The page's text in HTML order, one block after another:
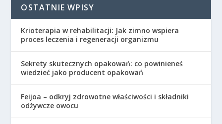
OSTATNIE WPISY
Krioterapia w rehabilitacji: Jak zimno wspiera
proces leczenia i regeneracji organizmu
Sekrety skutecznych opakowań: co powinieneś
wiedzieć jako producent opakowań
Feijoa – odkryj zdrowotne właściwości i składniki
odżywcze owocu